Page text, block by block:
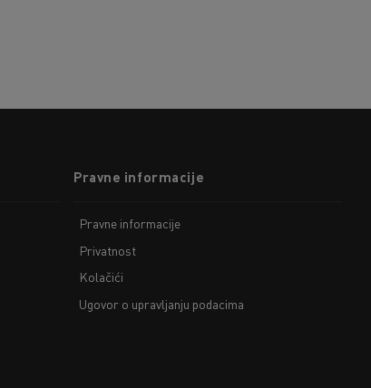
Pravne informacije
Pravne informacije
Privatnost
Kolačići
Ugovor o upravljanju podacima